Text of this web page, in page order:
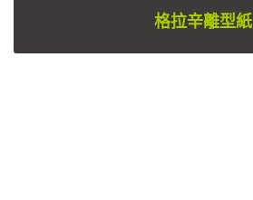
格拉辛離型紙